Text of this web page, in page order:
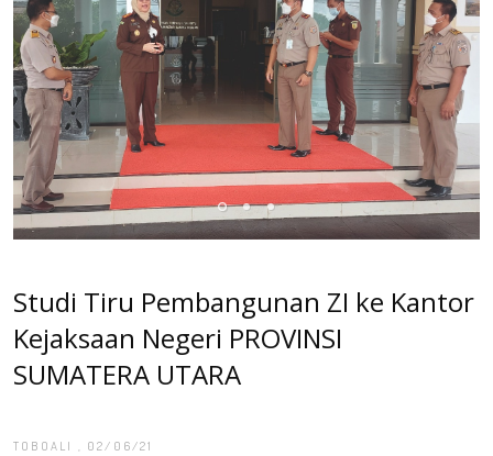
Studi Tiru Pembangunan ZI ke Kantor
Kejaksaan Negeri PROVINSI
SUMATERA UTARA
TOBOALI , 02/06/21